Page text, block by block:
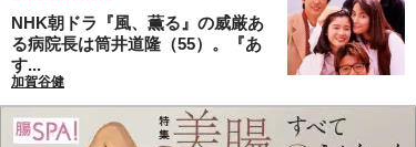
NHK朝ドラ『風、薫る』の威厳あ
る病院長は筒井道隆（55）。『あ
す...
加賀谷健